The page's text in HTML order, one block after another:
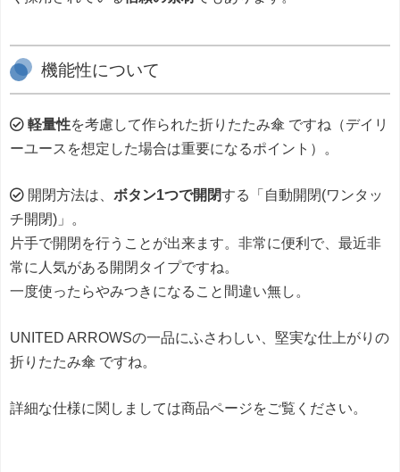
機能性について
軽量性を考慮して作られた折りたたみ傘 ですね（デイリ
ーユースを想定した場合は重要になるポイント）。
開閉方法は、 ボタン1つで開閉する「自動開閉(ワンタッ
チ開閉)」。
片手で開閉を行うことが出来ます。非常に便利で、最近非
常に人気がある開閉タイプですね。
一度使ったらやみつきになること間違い無し。
UNITED ARROWSの一品にふさわしい、堅実な仕上がりの
折りたたみ傘 ですね。
詳細な仕様に関しましては商品ページをご覧ください。